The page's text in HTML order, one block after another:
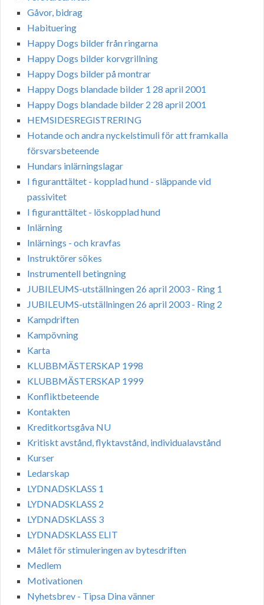
Gåvor, bidrag
Habituering
Happy Dogs bilder från ringarna
Happy Dogs bilder korvgrillning
Happy Dogs bilder på montrar
Happy Dogs blandade bilder 1 28 april 2001
Happy Dogs blandade bilder 2 28 april 2001
HEMSIDESREGISTRERING
Hotande och andra nyckelstimuli för att framkalla
försvarsbeteende
Hundars inlärningslagar
I figuranttältet - kopplad hund - släppande vid
passivitet
I figuranttältet - löskopplad hund
Inlärning
Inlärnings - och kravfas
Instruktörer sökes
Instrumentell betingning
JUBILEUMS-utställningen 26 april 2003 - Ring 1
JUBILEUMS-utställningen 26 april 2003 - Ring 2
Kampdriften
Kampövning
Karta
KLUBBMÄSTERSKAP 1998
KLUBBMÄSTERSKAP 1999
Konfliktbeteende
Kontakten
Kreditkortsgåva NU
Kritiskt avstånd, flyktavstånd, individualavstånd
Kurser
Ledarskap
LYDNADSKLASS 1
LYDNADSKLASS 2
LYDNADSKLASS 3
LYDNADSKLASS ELIT
Målet för stimuleringen av bytesdriften
Medlem
Motivationen
Nyhetsbrev - Tipsa Dina vänner